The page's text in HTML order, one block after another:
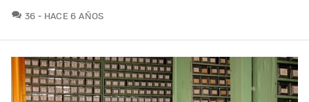
36 COMENTARIOS
HACE 6 AÑOS